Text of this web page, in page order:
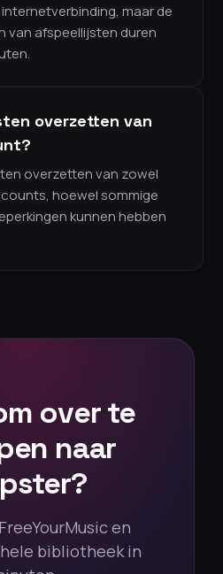
maar de
van afspeellijsten duren
overzetten van
overzetten van zowel
hoewel sommige
kunnen hebben
over te
naar
en
bibliotheek in